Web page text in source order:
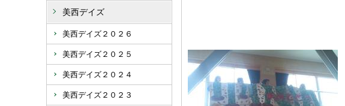
美西デイズ
美西デイズ２０２６
美西デイズ２０２５
美西デイズ２０２４
美西デイズ２０２３